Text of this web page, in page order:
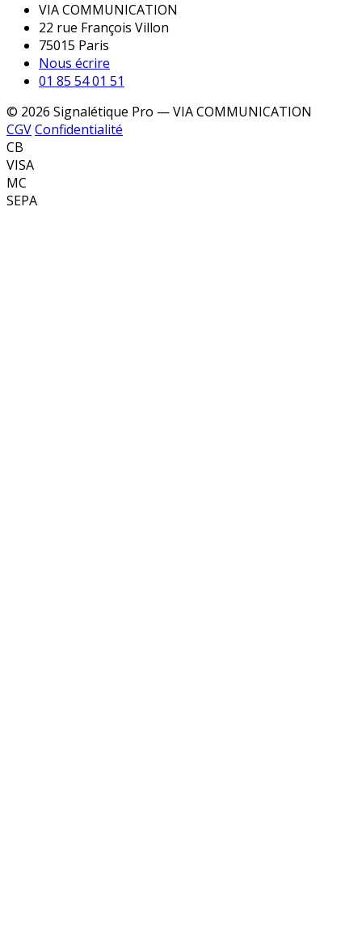
VIA COMMUNICATION
22 rue François Villon
75015 Paris
Nous écrire
01 85 54 01 51
© 2026 Signalétique Pro — VIA COMMUNICATION
CGVConfidentialité
CB
VISA
MC
SEPA